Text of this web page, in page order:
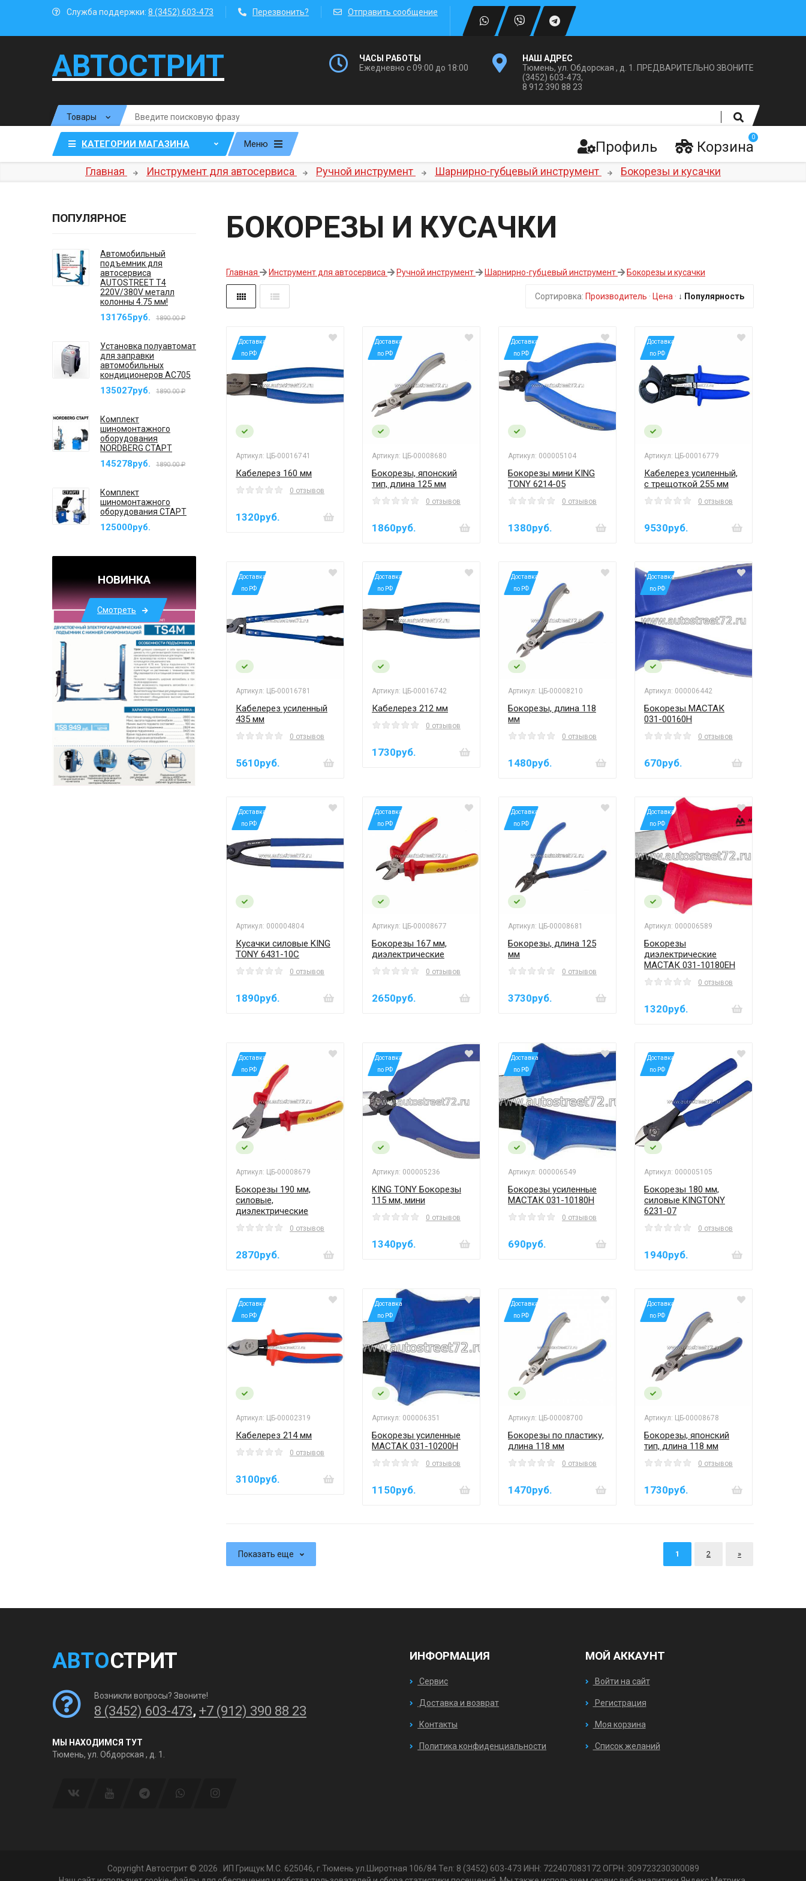
Служба поддержки: 8 (3452) 603-473 Перезвонить? Отправить сообщение
АВТОСТРИТ
ЧАСЫ РАБОТЫ
Ежедневно с 09:00 до 18:00
НАШ АДРЕС
Тюмень, ул. Обдорская , д. 1. ПРЕДВАРИТЕЛЬНО ЗВОНИТЕ
(3452) 603-473,
8 912 390 88 23
КАТЕГОРИИ МАГАЗИНА Меню Корзина
0
Профиль
Главная Инструмент для автосервиса Ручной инструмент Шарнирно-губцевый инструмент Бокорезы и кусачки
БОКОРЕЗЫ И КУСАЧКИ
Главная Инструмент для автосервиса Ручной инструмент Шарнирно-губцевый инструмент Бокорезы и кусачки
Сортировка: Производитель · Цена · ↓ Популярность
*Доставка
по РФ
Артикул: ЦБ-00016741
Кабелерез 160 мм
0 отзывов
1320руб.
*Доставка
по РФ
Артикул: ЦБ-00008680
Бокорезы, японский
тип, длина 125 мм
0 отзывов
1860руб.
*Доставка
по РФ
Артикул: 000005104
Бокорезы мини KING
TONY 6214-05
0 отзывов
1380руб.
*Доставка
по РФ
Артикул: ЦБ-00016779
Кабелерез усиленный,
с трещоткой 255 мм
0 отзывов
9530руб.
*Доставка
по РФ
Артикул: ЦБ-00016781
Кабелерез усиленный
435 мм
0 отзывов
5610руб.
*Доставка
по РФ
Артикул: ЦБ-00016742
Кабелерез 212 мм
0 отзывов
1730руб.
*Доставка
по РФ
Артикул: ЦБ-00008210
Бокорезы, длина 118
мм
0 отзывов
1480руб.
*Доставка
по РФ
Артикул: 000006442
Бокорезы МАСТАК
031-00160H
0 отзывов
670руб.
*Доставка
по РФ
Артикул: 000004804
Кусачки силовые KING
TONY 6431-10C
0 отзывов
1890руб.
*Доставка
по РФ
Артикул: ЦБ-00008677
Бокорезы 167 мм,
диэлектрические
0 отзывов
2650руб.
*Доставка
по РФ
Артикул: ЦБ-00008681
Бокорезы, длина 125
мм
0 отзывов
3730руб.
*Доставка
по РФ
Артикул: 000006589
Бокорезы
диэлектрические
МАСТАК 031-10180EH
0 отзывов
1320руб.
*Доставка
по РФ
Артикул: ЦБ-00008679
Бокорезы 190 мм,
силовые,
диэлектрические
0 отзывов
2870руб.
*Доставка
по РФ
Артикул: 000005236
KING TONY Бокорезы
115 мм, мини
0 отзывов
1340руб.
*Доставка
по РФ
Артикул: 000006549
Бокорезы усиленные
МАСТАК 031-10180H
0 отзывов
690руб.
*Доставка
по РФ
Артикул: 000005105
Бокорезы 180 мм,
силовые KINGTONY
6231-07
0 отзывов
1940руб.
*Доставка
по РФ
Артикул: ЦБ-00002319
Кабелерез 214 мм
0 отзывов
3100руб.
*Доставка
по РФ
Артикул: 000006351
Бокорезы усиленные
МАСТАК 031-10200H
0 отзывов
1150руб.
*Доставка
по РФ
Артикул: ЦБ-00008700
Бокорезы по пластику,
длина 118 мм
0 отзывов
1470руб.
*Доставка
по РФ
Артикул: ЦБ-00008678
Бокорезы, японский
тип, длина 118 мм
0 отзывов
1730руб.
Показать еще 1 2 »
ПОПУЛЯРНОЕ
Автомобильный
подъемник для
автосервиса
AUTOSTREET T4
220V/380V металл
колонны 4.75 мм!
131765руб. 1890.00 ₽
Установка полуавтомат
для заправки
автомобильных
кондиционеров AC705
135027руб. 1890.00 ₽
Комплект
шиномонтажного
оборудования
NORDBERG СТАРТ
145278руб. 1890.00 ₽
Комплект
шиномонтажного
оборудования СТАРТ
125000руб.
НОВИНКА
Смотреть
АВТОСТРИТ
Возникли вопросы? Звоните!
8 (3452) 603-473, +7 (912) 390 88 23
МЫ НАХОДИМСЯ ТУТ
Тюмень, ул. Обдорская , д. 1.
ИНФОРМАЦИЯ
Сервис
Доставка и возврат
Контакты
Политика конфиденциальности
МОЙ АККАУНТ
Войти на сайт
Регистрация
Моя корзина
Список желаний
Copyright Автострит © 2026
. ИП Грищук М.С. 625046, г.Тюмень ул.Широтная 106/84 Тел: 8 (3452) 603-473 ИНН: 722407083172 ОГРН: 309723230300089